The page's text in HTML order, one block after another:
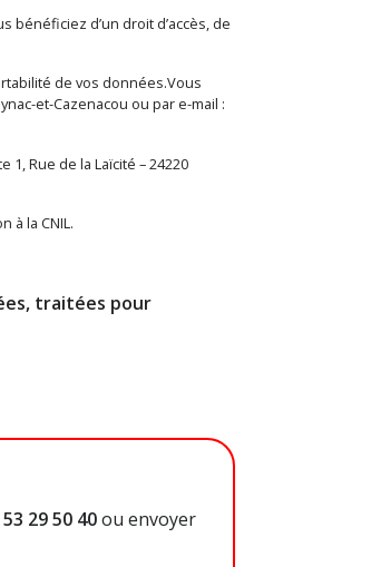
d’un droit d’accès, de
de vos données.Vous
et-Cazenacou ou par e-mail :
Rue de la Laïcité – 24220
à la CNIL.
traitées pour
29 50 40ou envoyer